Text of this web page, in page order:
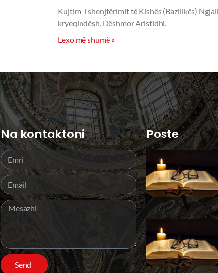
Kujtimi i shenjtërimit të Kishës (Bazilikës)
kryeqindësh. Dëshmor Aristidhi.
Lexo më shumë »
Na kontaktoni
Send
Poste